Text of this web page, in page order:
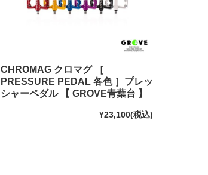
CHROMAG クロマグ ［
PRESSURE PEDAL 各色 ］プレッ
シャーペダル 【 GROVE青葉台 】
¥23,100(税込)